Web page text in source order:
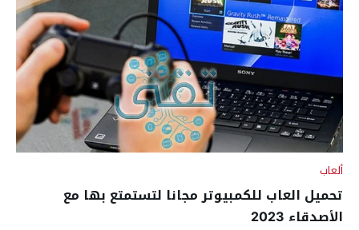
ألعاب
تحميل العاب للكمبيوتر مجانا لتستمتع بها مع
الأصدقاء 2023